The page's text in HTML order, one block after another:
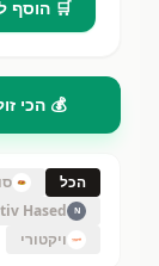
🛒 הוסף
💰 הכי
הכל
N
Hased
ויקטורי